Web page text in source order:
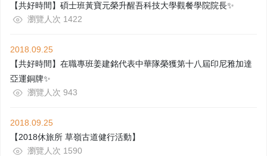
【共好時間】碩士班黃寶元榮升醒吾科技大學觀餐學院院長✨
瀏覽人次 1422
2018.09.25
【共好時間】在職專班姜建銘代表中華隊榮獲第十八屆印尼雅加達
亞運銅牌✨
瀏覽人次 943
2018.09.25
【2018休旅所 草嶺古道健行活動】
瀏覽人次 1590